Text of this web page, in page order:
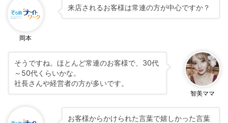
岡本
来店されるお客様は常連の方が中心ですか？
智美ママ
そうですね。ほとんど常連のお客様で、30代
～50代くらいかな。
社長さんや経営者の方が多いです。
お客様からかけられた言葉で嬉しかった言葉